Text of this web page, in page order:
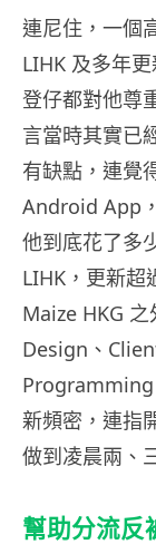
連尼住，一個
LIHK 及多年
登仔都對他尊
言當時其實已
有缺點，連覺
Android App
他到底花了多
LIHK，更新超
Maize HKG
Design、
Programming
新頻密，連指
做到凌晨兩、
幫助分流反